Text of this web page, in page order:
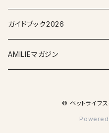
ガイドブック2026
AMILIEマガジン
© ペットライフ